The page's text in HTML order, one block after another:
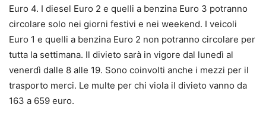
Euro 4. I diesel Euro 2 e quelli a benzina Euro 3 potranno
circolare solo nei giorni festivi e nei weekend. I veicoli
Euro 1 e quelli a benzina Euro 2 non potranno circolare per
tutta la settimana. Il divieto sarà in vigore dal lunedì al
venerdì dalle 8 alle 19. Sono coinvolti anche i mezzi per il
trasporto merci. Le multe per chi viola il divieto vanno da
163 a 659 euro.